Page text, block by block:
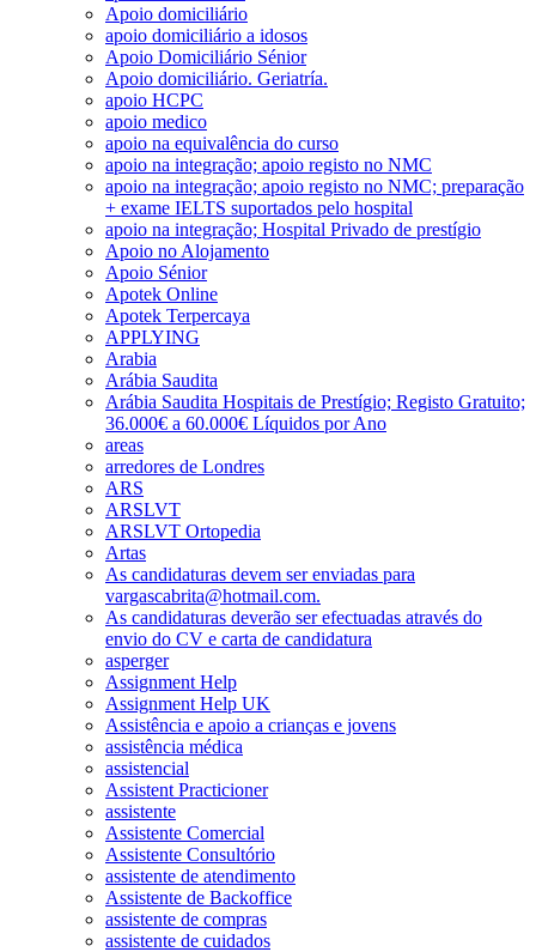
Apoio domiciliário
apoio domiciliário a idosos
Apoio Domiciliário Sénior
Apoio domiciliário. Geriatría.
apoio HCPC
apoio medico
apoio na equivalência do curso
apoio na integração; apoio registo no NMC
apoio na integração; apoio registo no NMC; preparação
+ exame IELTS suportados pelo hospital
apoio na integração; Hospital Privado de prestígio
Apoio no Alojamento
Apoio Sénior
Apotek Online
Apotek Terpercaya
APPLYING
Arabia
Arábia Saudita
Arábia Saudita Hospitais de Prestígio; Registo Gratuito;
36.000€ a 60.000€ Líquidos por Ano
areas
arredores de Londres
ARS
ARSLVT
ARSLVT Ortopedia
Artas
As candidaturas devem ser enviadas para
vargascabrita@hotmail.com.
As candidaturas deverão ser efectuadas através do
envio do CV e carta de candidatura
asperger
Assignment Help
Assignment Help UK
Assistência e apoio a crianças e jovens
assistência médica
assistencial
Assistent Practicioner
assistente
Assistente Comercial
Assistente Consultório
assistente de atendimento
Assistente de Backoffice
assistente de compras
assistente de cuidados